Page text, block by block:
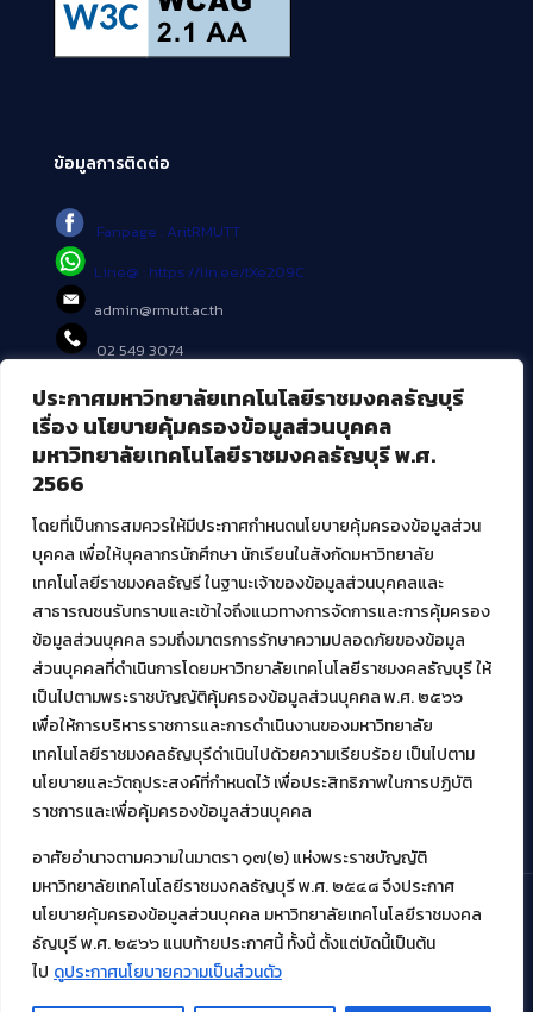
ประกาศมหาวิทยาลัยเทคโนโลยีราชมงคลธัญบุรี
เรื่อง นโยบายคุ้มครองข้อมูลส่วนบุคคล
มหาวิทยาลัยเทคโนโลยีราชมงคลธัญบุรี พ.ศ.
2566
โดยที่เป็นการสมควรให้มีประกาศกำหนดนโยบายคุ้มครองข้อมูลส่วน
บุคคล เพื่อให้บุคลากรนักศึกษา นักเรียนในสังกัดมหาวิทยาลัย
เทคโนโลยีราชมงคลธัญรี ในฐานะเจ้าของข้อมูลส่วนบุคคลและ
สาธารณชนรับทราบและเข้าใจถึงแนวทางการจัดการและการคุ้มครอง
ข้อมูลส่วนบุคคล รวมถึงมาตรการรักษาความปลอดภัยของข้อมูล
ส่วนบุคคลที่ดำเนินการโดยมหาวิทยาลัยเทคโนโลยีราชมงคลธัญบุรี ให้
เป็นไปตามพระราชบัญญัติคุ้มครองข้อมูลส่วนบุคคล พ.ศ. ๒๕๖๖
เพื่อให้การบริหารราชการและการดำเนินงานของมหาวิทยาลัย
เทคโนโลยีราชมงคลธัญบุรีดำเนินไปด้วยความเรียบร้อย เป็นไปตาม
นโยบายและวัตถุประสงค์ที่กำหนดไว้ เพื่อประสิทธิภาพในการปฏิบัติ
ราชการและเพื่อคุ้มครองข้อมูลส่วนบุคคล
อาศัยอำนาจตามความในมาตรา ๑๗(๒) แห่งพระราชบัญญัติ
มหาวิทยาลัยเทคโนโลยีราชมงคลธัญบุรี พ.ศ. ๒๕๔๘ จึงประกาศ
นโยบายคุ้มครองข้อมูลส่วนบุคคล มหาวิทยาลัยเทคโนโลยีราชมงคล
ธัญบุรี พ.ศ. ๒๕๖๖ แนบท้ายประกาศนี้ ทั้งนี้ ตั้งแต่บัดนี้เป็นต้น
ไป ดูประกาศนโยบายความเป็นส่วนตัว
ข้อมูลการติดต่อ
Fanpage : AritRMUTT
Line@ : https://lin.ee/tXe209C
admin@rmutt.ac.th
02 549 3074
บริการอื่นๆ ของ สวส.
ศูนย์สื่อดิจิทัล
ศูนย์นวัตกรรมและความรู้
สมัยใหม่ (MoSeC)
งานบริการวิชาการให้กับหน่วยงานภายนอก
โครงการส่งเสริมและพัฒนาผู้ประกอบการ SME โดย. มทร.ธัญบุรี
กิจกรรมการเชื่อมโยงเครือข่ายผู้ให้บริการเครื่องจักรกลทางการ
เกษตร ภายใต้โครงการส่งเสริมการรแปรรูปสินค้าเกษตรระดับชุมชน
กรมส่งเสริมอุตสาหกรรม
โครงการยกระดับเศรษฐกิจและสังคมรายตำบลแบบบูรณาการ (1
ตำบล 1 มหาวิทยาลัย)
© 2021 สำนักวิทยบริการและเทคโนโลยีสารสนเทศ มหาวิทยาลัย
เทคโนโลยีราชมงคลธัญบุรี